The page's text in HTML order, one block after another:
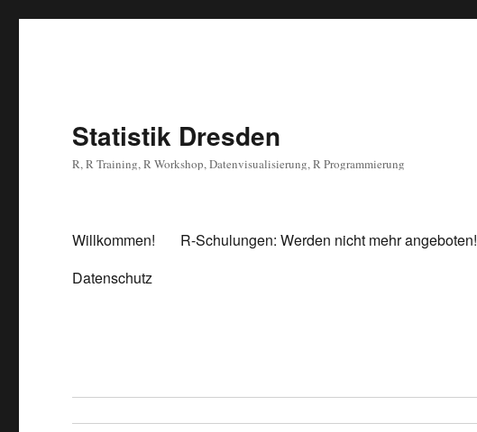
Statistik Dresden
R, R Training, R Workshop, Datenvisualisierung, R Programmierung
Willkommen! R-Schulungen: Werden nicht mehr angeboten!
Datenschutz